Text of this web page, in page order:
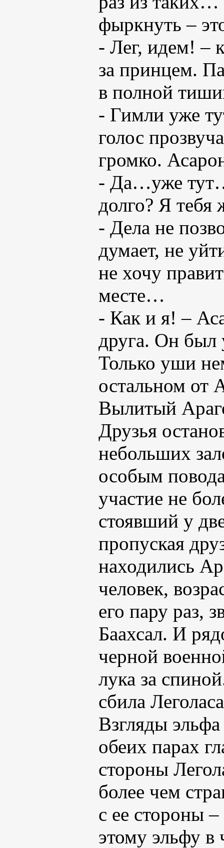
фыркнуть –
- Лег, идем! –
за принцем.
в полной
- Гимли уже
голос
громко.
- Да…уже тут…
долго? Я
- Дела не
думает, не
не хочу
месте…
- Как и я! –
друга. Он был
Только уши
остальном от
Вылитый
Друзья
небольших
особым
участие не
стоявший у
пропуская
находились
человек,
его пару раз,
Баахсал. И
черной
лука за
сбила
Взгляды
обеих парах
стороны
более чем
с ее стороны
этому эльфу